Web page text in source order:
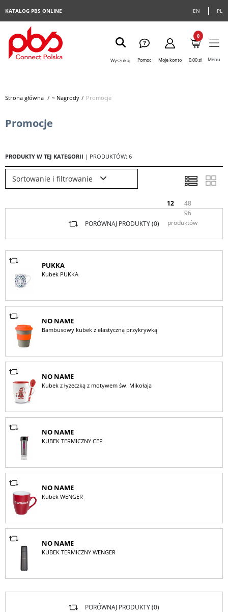
EN PL
KATALOG PBS ONLINE
Wyszukaj Pomoc Moje konto
0
0,00 zł Menu
Strona główna> ~ Nagrody> Promocje
Promocje
PRODUKTY W TEJ KATEGORII | PRODUKTÓW: 6
Sortowanie i filtrowanie
12
48
96
produktów
PORÓWNAJ PRODUKTY (0)
PUKKA
Kubek PUKKA
NO NAME
Bambusowy kubek z elastyczną przykrywką
NO NAME
Kubek z łyżeczką z motywem św. Mikołaja
NO NAME
KUBEK TERMICZNY CEP
NO NAME
Kubek WENGER
NO NAME
KUBEK TERMICZNY WENGER
PORÓWNAJ PRODUKTY (0)